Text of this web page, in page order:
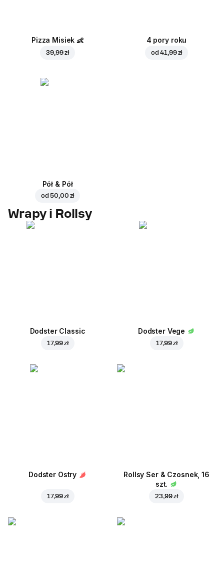
Pizza Misiek 👶
39,99 zł
4 pory roku
od41,99 zł
Pół & Pół
od50,00 zł
Wrapy i Rollsy
Dodster Classic
17,99 zł
Dodster Vege
17,99 zł
Dodster Ostry
17,99 zł
Rollsy Ser & Czosnek, 16
szt.
23,99 zł